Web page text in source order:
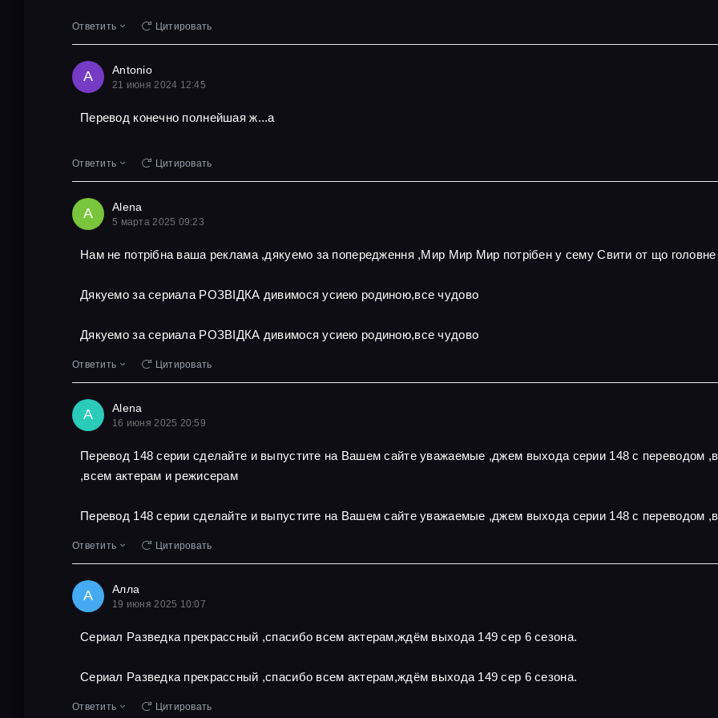
Ответить Цитировать
A Antonio
21 июня 2024 12:45
Перевод конечно полнейшая ж...а
Ответить Цитировать
A Alena
5 марта 2025 09:23
Нам не потрібна ваша реклама ,дякуемо за попередження ,Мир Мир Мир потрібен у сему Свити от що головне
Дякуемо за сериала РОЗВІДКА дивимося усиею родиною,все чудово
Дякуемо за сериала РОЗВІДКА дивимося усиею родиною,все чудово
Ответить Цитировать
A Alena
16 июня 2025 20:59
Перевод 148 серии сделайте и выпустите на Вашем сайте уважаемые ,джем выхода серии 148 с переводом
,всем актерам и режисерам
Перевод 148 серии сделайте и выпустите на Вашем сайте уважаемые ,джем выхода серии 148 с переводом
Ответить Цитировать
А Алла
19 июня 2025 10:07
Сериал Разведка прекрассный ,спасибо всем актерам,ждём выхода 149 сер 6 сезона.
Сериал Разведка прекрассный ,спасибо всем актерам,ждём выхода 149 сер 6 сезона.
Ответить Цитировать